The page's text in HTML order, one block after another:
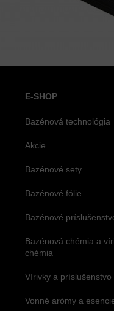
E-SHOP
Bazénová technológia
Akcie
Bazénové sety
Bazénové fólie
Bazénové
Bazénová chémia a
chémia
Vírivky a príslušenstvo
Vonné arómy a